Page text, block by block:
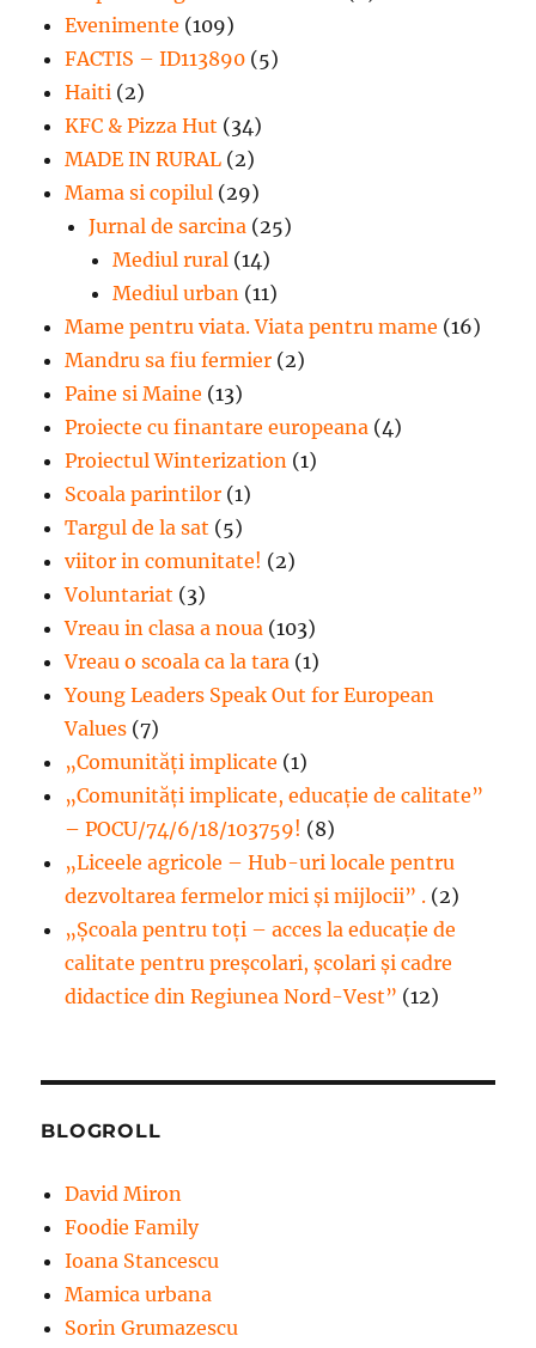
Evenimente (109)
FACTIS – ID113890 (5)
Haiti (2)
KFC & Pizza Hut (34)
MADE IN RURAL (2)
Mama si copilul (29)
Jurnal de sarcina (25)
Mediul rural (14)
Mediul urban (11)
Mame pentru viata. Viata pentru mame (16)
Mandru sa fiu fermier (2)
Paine si Maine (13)
Proiecte cu finantare europeana (4)
Proiectul Winterization (1)
Scoala parintilor (1)
Targul de la sat (5)
viitor in comunitate! (2)
Voluntariat (3)
Vreau in clasa a noua (103)
Vreau o scoala ca la tara (1)
Young Leaders Speak Out for European
Values (7)
„Comunități implicate (1)
„Comunități implicate, educație de calitate”
– POCU/74/6/18/103759! (8)
„Liceele agricole – Hub-uri locale pentru
dezvoltarea fermelor mici şi mijlocii” . (2)
„Școala pentru toți – acces la educație de
calitate pentru preșcolari, școlari și cadre
didactice din Regiunea Nord-Vest” (12)
BLOGROLL
David Miron
Foodie Family
Ioana Stancescu
Mamica urbana
Sorin Grumazescu